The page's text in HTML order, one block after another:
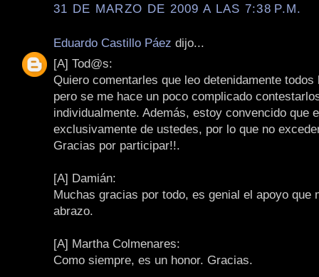
31 DE MARZO DE 2009 A LAS 7:38 P.M.
Eduardo Castillo Páez dijo...
[A] Tod@s:
Quiero comentarles que leo detenidamente
pero se me hace un poco complicado
individualmente. Además, estoy convencido que
exclusivamente de ustedes, por lo que no
Gracias por participar!!.
[A] Damián:
Muchas gracias por todo, es genial el apoyo que
abrazo.
[A] Martha Colmenares:
Como siempre, es un honor. Gracias.